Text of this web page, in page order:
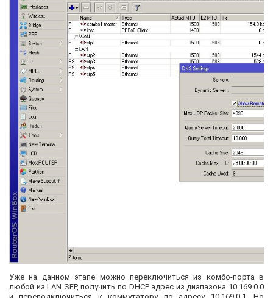
Уже на данном этапе можно переключиться из комбо-порта в
любой из LAN SFP, получить по DHCP адрес из диапазона 10.169.0.0